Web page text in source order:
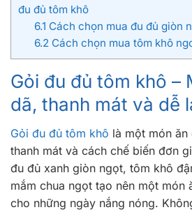
đu đủ tôm khô
6.1 Cách chọn mua đu đủ giòn
6.2Cách chọn mua tôm khô
Gỏi đu đủ tôm khô –
dã, thanh mát và dễ
Gỏi đu đủ tôm khô là một món
thanh mát và cách chế biến đơn
đu đủ xanh giòn ngọt, tôm khô
mắm chua ngọt tạo nên một món
cho những ngày nắng nóng.